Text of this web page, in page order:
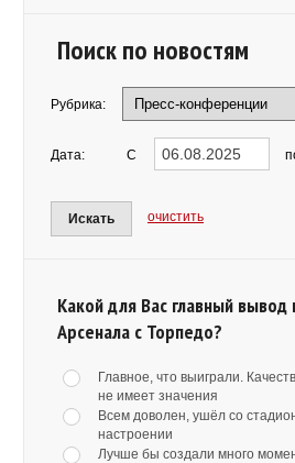
Поиск по новостям
Рубрика:
Дата: С
Искать очистить
Какой для Вас главный вывод
Арсенала с Торпедо?
Главное, что выиграли.
не имеет значения
Всем доволен, ушёл со
настроении
Лучше бы создали много